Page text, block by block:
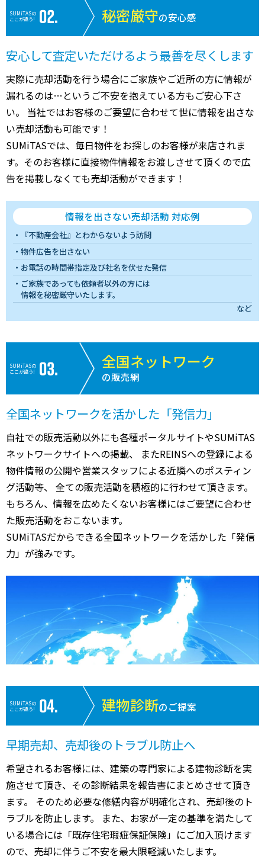
SUMiTASの
ここが違う!
秘密厳守の安心感
安心して査定いただけるよう最善を尽くします
実際に売却活動を行う場合にご家族やご近所の方に情報が
漏れるのは…というご不安を抱えている方もご安心下さ
い。 当社ではお客様のご要望に合わせて世に情報を出さな
い売却活動も可能です！
SUMiTASでは、毎日物件をお探しのお客様が来店されま
す。そのお客様に直接物件情報をお渡しさせて頂くので広
告を掲載しなくても売却活動ができます！
情報を出さない売却活動 対応例
『不動産会社』とわからないよう訪問
物件広告を出さない
お電話の時間帯指定及び社名を伏せた発信
ご家族であっても依頼者以外の方には
情報を秘密厳守いたします。
など
SUMiTASの
ここが違う!
全国ネットワーク
の販売網
全国ネットワークを活かした「発信力」
自社での販売活動以外にも各種ポータルサイトやSUMiTAS
ネットワークサイトへの掲載、 またREINSへの登録による
物件情報の公開や営業スタッフによる近隣へのポスティン
グ活動等、 全ての販売活動を積極的に行わせて頂きます。
もちろん、情報を広めたくないお客様にはご要望に合わせ
た販売活動をおこないます。
SUMiTASだからできる全国ネットワークを活かした「発信
力」が強みです。
SUMiTASの
ここが違う!
建物診断のご提案
早期売却、売却後のトラブル防止へ
希望されるお客様には、建築の専門家による建物診断を実
施させて頂き、その診断結果を報告書にまとめさせて頂き
ます。 そのため必要な修繕内容が明確化され、売却後のト
ラブルを防止します。 また、お家が一定の基準を満たして
いる場合には「既存住宅瑕疵保証保険」にご加入頂けます
ので、売却に伴うご不安を最大限軽減いたします。